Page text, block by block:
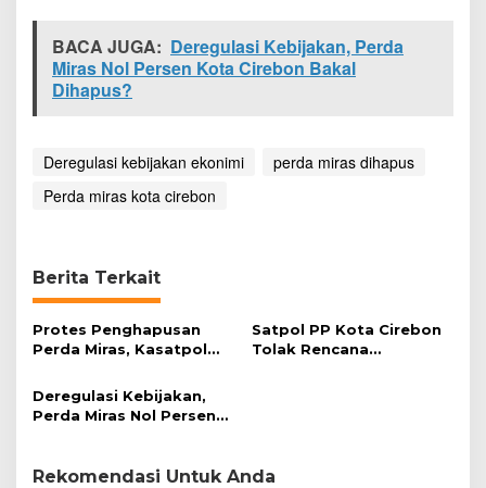
a
p
BACA JUGA: Deregulasi Kebijakan, Perda
Miras Nol Persen Kota Cirebon Bakal
Dihapus?
Deregulasi kebijakan ekonimi
perda miras dihapus
Perda miras kota cirebon
Berita Terkait
Protes Penghapusan
Perda Miras, Kasatpol
Datang ke Kota Cirebon!
Satpol PP Kota Cirebon
Tolak Rencana
Deregulasi Kebijakan,
Perda Miras Nol Persen
Rekomendasi Untuk Anda